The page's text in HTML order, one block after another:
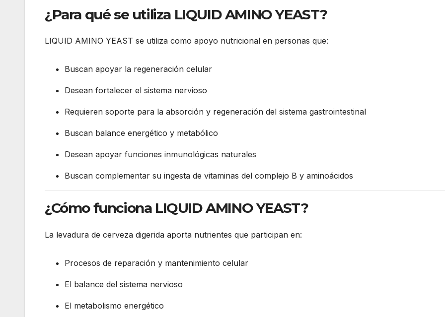
¿Para qué se utiliza LIQUID AMINO YEAST?
LIQUID AMINO YEAST se utiliza como apoyo nutricional en personas que:
Buscan apoyar la regeneración celular
Desean fortalecer el sistema nervioso
Requieren soporte para la absorción y regeneración del sistema gastrointestinal
Buscan balance energético y metabólico
Desean apoyar funciones inmunológicas naturales
Buscan complementar su ingesta de vitaminas del complejo B y aminoácidos
¿Cómo funciona LIQUID AMINO YEAST?
La levadura de cerveza digerida aporta nutrientes que participan en:
Procesos de reparación y mantenimiento celular
El balance del sistema nervioso
El metabolismo energético